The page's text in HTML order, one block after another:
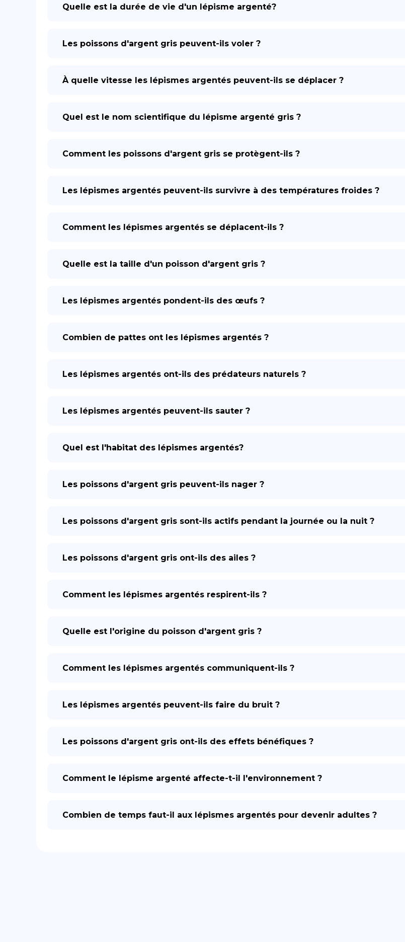
Quelle est la durée de vie d'un lépisme argenté?
Les poissons d'argent gris peuvent-ils voler ?
À quelle vitesse les lépismes argentés peuvent-ils se déplacer ?
Quel est le nom scientifique du lépisme argenté gris ?
Comment les poissons d'argent gris se protègent-ils ?
Les lépismes argentés peuvent-ils survivre à des températures froides ?
Comment les lépismes argentés se déplacent-ils ?
Quelle est la taille d'un poisson d'argent gris ?
Les lépismes argentés pondent-ils des œufs ?
Combien de pattes ont les lépismes argentés ?
Les lépismes argentés ont-ils des prédateurs naturels ?
Les lépismes argentés peuvent-ils sauter ?
Quel est l'habitat des lépismes argentés?
Les poissons d'argent gris peuvent-ils nager ?
Les poissons d'argent gris sont-ils actifs pendant la journée ou la nuit ?
Les poissons d'argent gris ont-ils des ailes ?
Comment les lépismes argentés respirent-ils ?
Quelle est l'origine du poisson d'argent gris ?
Comment les lépismes argentés communiquent-ils ?
Les lépismes argentés peuvent-ils faire du bruit ?
Les poissons d'argent gris ont-ils des effets bénéfiques ?
Comment le lépisme argenté affecte-t-il l'environnement ?
Combien de temps faut-il aux lépismes argentés pour devenir adultes ?